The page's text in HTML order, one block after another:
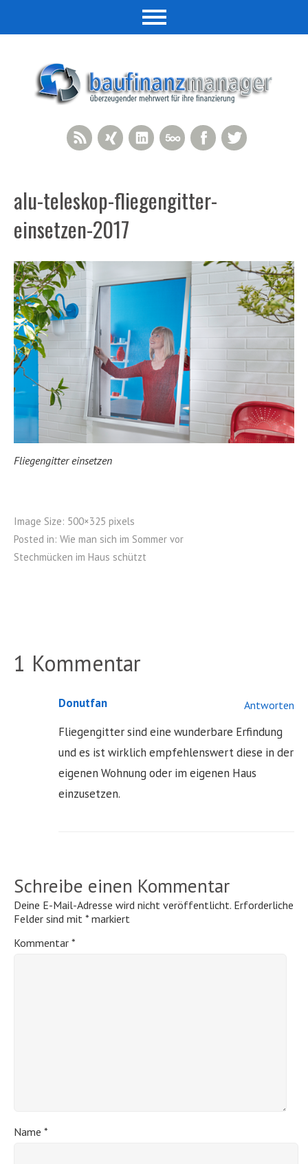
Facebook
500px
LinkedIn
Xing
RSS Feed
alu-teleskop-fliegengitter-
einsetzen-2017
Fliegengitter einsetzen
Image Size: 500×325 pixels
Posted in: Wie man sich im Sommer vor
Stechmücken im Haus schützt
1 Kommentar
Donutfan Antworten
Fliegengitter sind eine wunderbare Erfindung
und es ist wirklich empfehlenswert diese in der
eigenen Wohnung oder im eigenen Haus
einzusetzen.
Schreibe einen Kommentar
Deine E-Mail-Adresse wird nicht veröffentlicht. Erforderliche
Felder sind mit * markiert
Kommentar *
Name *